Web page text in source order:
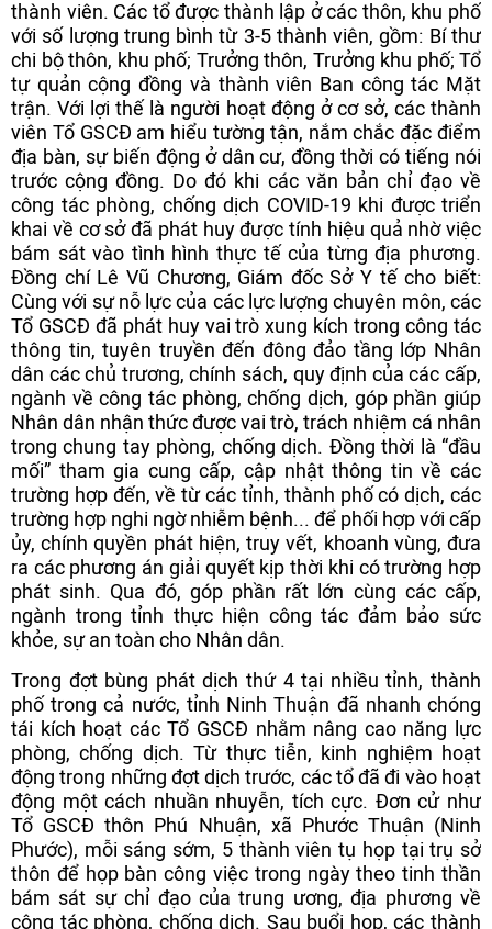
thành viên. Các tổ được thành lập ở các thôn, khu phố
với số lượng trung bình từ 3-5 thành viên, gồm: Bí thư
chi bộ thôn, khu phố; Trưởng thôn, Trưởng khu phố; Tổ
tự quản cộng đồng và thành viên Ban công tác Mặt
trận. Với lợi thế là người hoạt động ở cơ sở, các thành
viên Tổ GSCĐ am hiểu tường tận, nắm chắc đặc điểm
địa bàn, sự biến động ở dân cư, đồng thời có tiếng nói
trước cộng đồng. Do đó khi các văn bản chỉ đạo về
công tác phòng, chống dịch COVID-19 khi được triển
khai về cơ sở đã phát huy được tính hiệu quả nhờ việc
bám sát vào tình hình thực tế của từng địa phương.
Đồng chí Lê Vũ Chương, Giám đốc Sở Y tế cho biết:
Cùng với sự nỗ lực của các lực lượng chuyên môn, các
Tổ GSCĐ đã phát huy vai trò xung kích trong công tác
thông tin, tuyên truyền đến đông đảo tầng lớp Nhân
dân các chủ trương, chính sách, quy định của các cấp,
ngành về công tác phòng, chống dịch, góp phần giúp
Nhân dân nhận thức được vai trò, trách nhiệm cá nhân
trong chung tay phòng, chống dịch. Đồng thời là “đầu
mối” tham gia cung cấp, cập nhật thông tin về các
trường hợp đến, về từ các tỉnh, thành phố có dịch, các
trường hợp nghi ngờ nhiễm bệnh... để phối hợp với cấp
ủy, chính quyền phát hiện, truy vết, khoanh vùng, đưa
ra các phương án giải quyết kịp thời khi có trường hợp
phát sinh. Qua đó, góp phần rất lớn cùng các cấp,
ngành trong tỉnh thực hiện công tác đảm bảo sức
khỏe, sự an toàn cho Nhân dân.
Trong đợt bùng phát dịch thứ 4 tại nhiều tỉnh, thành
phố trong cả nước, tỉnh Ninh Thuận đã nhanh chóng
tái kích hoạt các Tổ GSCĐ nhằm nâng cao năng lực
phòng, chống dịch. Từ thực tiễn, kinh nghiệm hoạt
động trong những đợt dịch trước, các tổ đã đi vào hoạt
động một cách nhuần nhuyễn, tích cực. Đơn cử như
Tổ GSCĐ thôn Phú Nhuận, xã Phước Thuận (Ninh
Phước), mỗi sáng sớm, 5 thành viên tụ họp tại trụ sở
thôn để họp bàn công việc trong ngày theo tinh thần
bám sát sự chỉ đạo của trung ương, địa phương về
công tác phòng, chống dịch. Sau buổi họp, các thành